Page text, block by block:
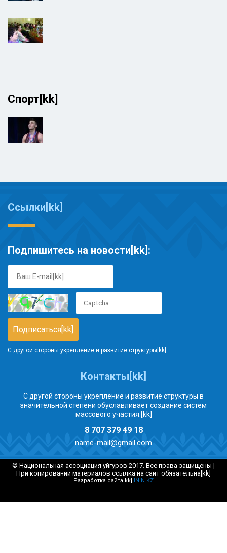
Спорт[kk]
Ссылки[kk]
Подпишитесь на новости[kk]:
С другой стороны укрепление и развитие структуры[kk]
Контакты[kk]
С другой стороны укрепление и развитие структуры в
значительной степени обуславливает создание систем
массового участия.[kk]
8 707 379 49 18
name-mail@gmail.com
© Национальная ассоциация уйгуров 2017. Все права защищены |
При копировании материалов ссылка на сайт обязательна[kk]
Разработка сайта[kk] ININ.KZ